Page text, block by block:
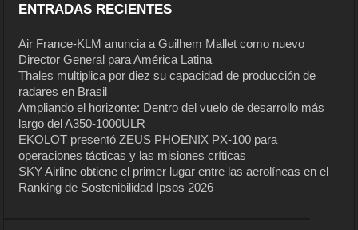
ENTRADAS RECIENTES
Air France-KLM anuncia a Guilhem Mallet como nuevo
Director General para América Latina
Thales multiplica por diez su capacidad de producción de
radares en Brasil
Ampliando el horizonte: Dentro del vuelo de desarrollo más
largo del A350-1000ULR
EKOLOT presentó ZEUS PHOENIX PX-100 para
operaciones tácticas y las misiones críticas
SKY Airline obtiene el primer lugar entre las aerolíneas en el
Ranking de Sostenibilidad Ipsos 2026